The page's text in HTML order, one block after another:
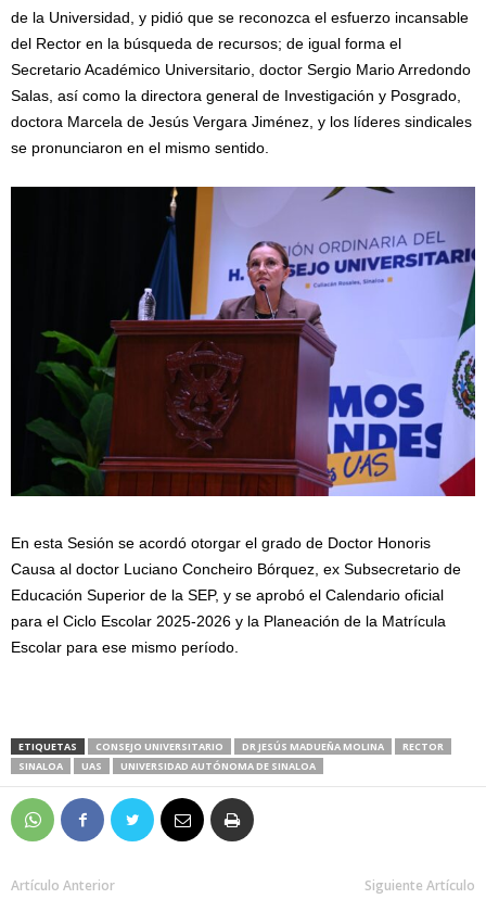
de la Universidad, y pidió que se reconozca el esfuerzo incansable
del Rector en la búsqueda de recursos; de igual forma el
Secretario Académico Universitario, doctor Sergio Mario Arredondo
Salas, así como la directora general de Investigación y Posgrado,
doctora Marcela de Jesús Vergara Jiménez, y los líderes sindicales
se pronunciaron en el mismo sentido.
En esta Sesión se acordó otorgar el grado de Doctor Honoris
Causa al doctor Luciano Concheiro Bórquez, ex Subsecretario de
Educación Superior de la SEP, y se aprobó el Calendario oficial
para el Ciclo Escolar 2025-2026 y la Planeación de la Matrícula
Escolar para ese mismo período.
ETIQUETAS CONSEJO UNIVERSITARIO DR JESÚS MADUEÑA MOLINA
RECTOR
SINALOA
UAS UNIVERSIDAD AUTÓNOMA DE SINALOA
Artículo Anterior Siguiente Artículo